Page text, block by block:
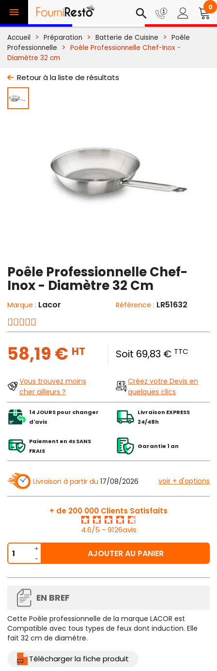
 search 0
Accueil Préparation Batterie de Cuisine
Poêle
Professionnelle
Poêle Professionnelle Chef-Inox -
Diamètre 32 cm
Retour à la liste de résultats
Poêle Professionnelle Chef-
Inox - Diamètre 32 Cm
Marque : Lacor Référence : LR51632
58,19 € HT Soit 69,83 € TTC
Vous trouvez moins
cher ailleurs ?
Créez votre Devis en
quelques clics
14 JOURS pour changer
d'avis
Livraison EXPRESS
24/48h
Paiement en 4x SANS
FRAIS
Garantie 1 an
Livraison à partir du 17/08/2026 voir + d'options
+ de 200 000 Clients Satisfaits
4.6/5 - 9126avis
AJOUTER AU PANIER
EN BREF
Cette Poêle professionnelle de la marque LACOR est
Compatible avec tous types de feux dont induction. Elle
fait 32 cm de diamètre.
Télécharger la fiche produit